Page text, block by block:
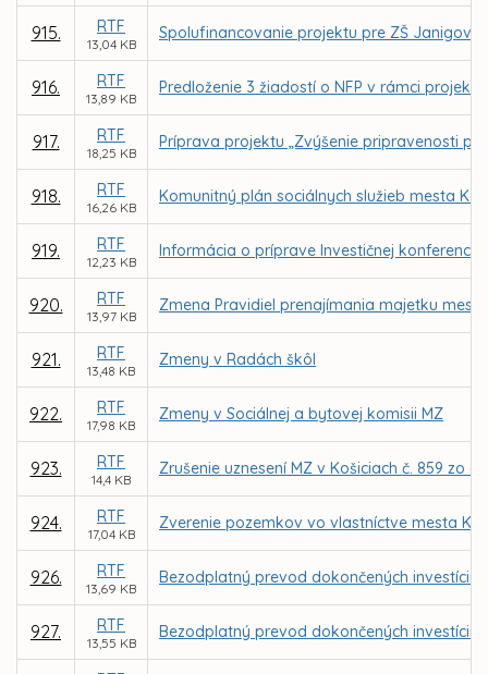
915. RTF
13,04 KB
Spolufinancovanie projektu pre ZŠ Janigova
916. RTF
13,89 KB
Predloženie 3 žiadostí o NFP v rámci
917. RTF
18,25 KB
Príprava projektu „Zvýšenie pripravenosti
918. RTF
16,26 KB
Komunitný plán sociálnych služieb mesta
919. RTF
12,23 KB
Informácia o príprave Investičnej konferencie
920. RTF
13,97 KB
Zmena Pravidiel prenajímania majetku
921. RTF
13,48 KB
Zmeny v Radách škôl
922. RTF
17,98 KB
Zmeny v Sociálnej a bytovej komisii MZ
923. RTF
14,4 KB
Zrušenie uznesení MZ v Košiciach č. 859 zo
924. RTF
17,04 KB
Zverenie pozemkov vo vlastníctve mesta
926. RTF
13,69 KB
Bezodplatný prevod dokončených investícií
927. RTF
13,55 KB
Bezodplatný prevod dokončených investícií